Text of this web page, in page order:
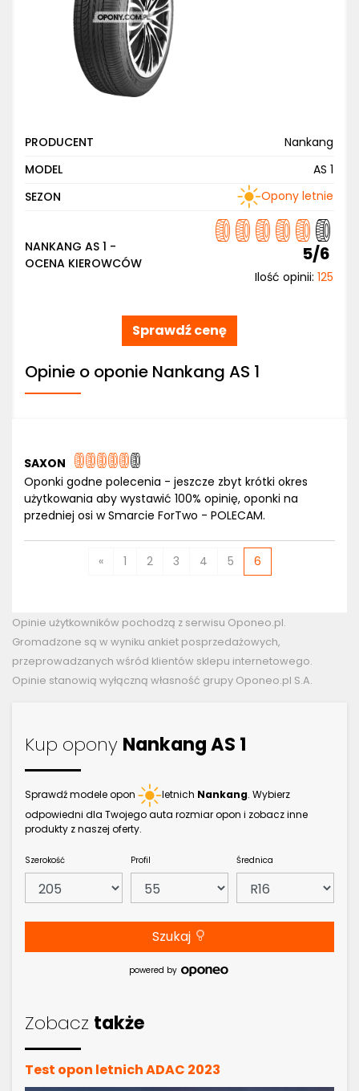
PRODUCENT
Nankang
MODEL
AS 1
SEZON
Opony letnie
NANKANG AS 1 -
OCENA KIEROWCÓW
5/6
Ilość opinii: 125
Sprawdź cenę
Opinie o oponie Nankang AS 1
SAXON
Oponki godne polecenia - jeszcze zbyt krótki okres
użytkowania aby wystawić 100% opinię, oponki na
przedniej osi w Smarcie ForTwo - POLECAM.
« 1 2 3 4 5 6
Opinie użytkowników pochodzą z serwisu Oponeo.pl.
Gromadzone są w wyniku ankiet posprzedażowych,
przeprowadzanych wśród klientów sklepu internetowego.
Opinie stanowią wyłączną własność grupy Oponeo.pl S.A.
Kup opony Nankang AS 1
Sprawdź modele opon letnich Nankang. Wybierz
odpowiedni dla Twojego auta rozmiar opon i zobacz inne
produkty z naszej oferty.
Szerokość Profil Średnica
Szukaj
powered by
Zobacz także
Test opon letnich ADAC 2023